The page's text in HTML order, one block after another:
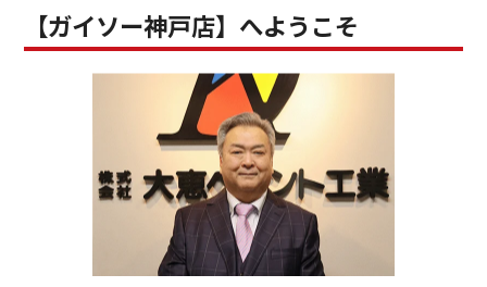
【ガイソー神戸店】へようこそ